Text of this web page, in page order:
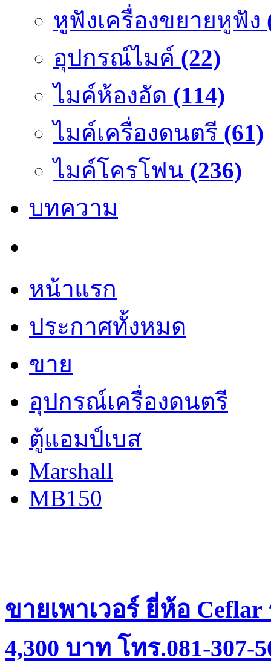
หูฟังเครื่องขยายหูฟัง
อุปกรณ์ไมค์ (22)
ไมค์ห้องอัด (114)
ไมค์เครื่องดนตรี (61)
ไมค์โครโฟน (236)
บทความ
หน้าแรก
ประกาศทั้งหมด
ขาย
อุปกรณ์เครื่องดนตรี
ตู้แอมป์เบส
Marshall
MB150
ขายเพาเวอร์ ยี่ห้อ
4,300 บาท โทร.081-307-